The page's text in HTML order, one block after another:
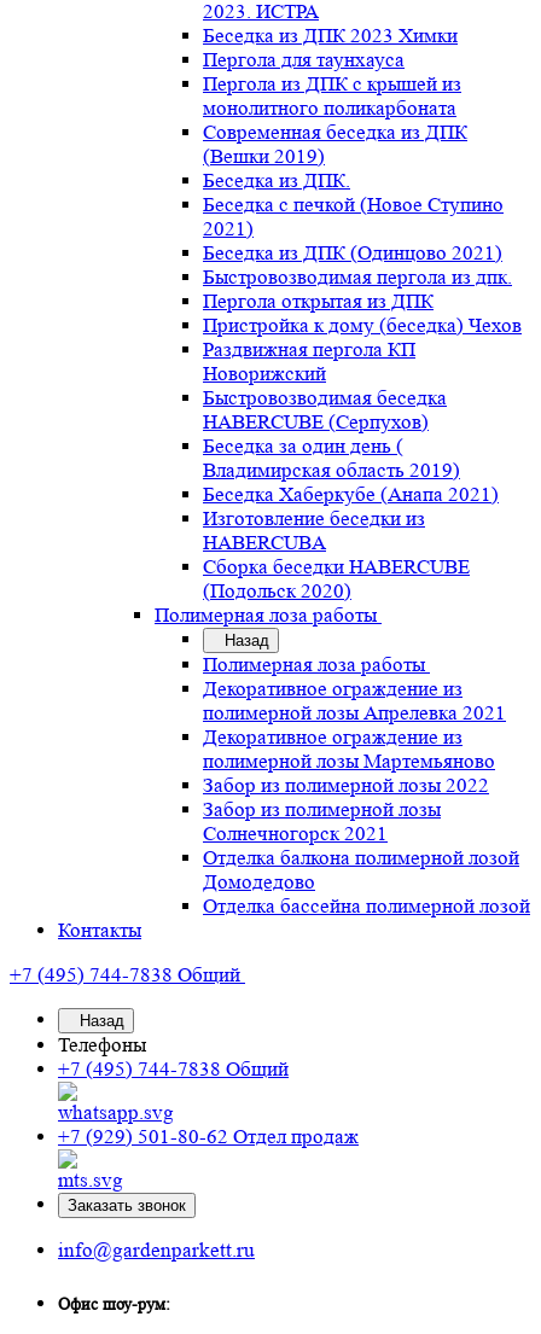
2023. ИСТРА
Беседка из ДПК 2023 Химки
Пергола для таунхауса
Пергола из ДПК с крышей из
монолитного поликарбоната
Современная беседка из ДПК
(Вешки 2019)
Беседка из ДПК.
Беседка с печкой (Новое Ступино
2021)
Беседка из ДПК (Одинцово 2021)
Быстровозводимая пергола из дпк.
Пергола открытая из ДПК
Пристройка к дому (беседка) Чехов
Раздвижная пергола КП
Новорижский
Быстровозводимая беседка
HABERCUBE (Серпухов)
Беседка за один день (
Владимирская область 2019)
Беседка Хаберкубе (Анапа 2021)
Изготовление беседки из
HABERCUBA
Сборка беседки HABERCUBE
(Подольск 2020)
Полимерная лоза работы
Назад
Полимерная лоза работы
Декоративное ограждение из
полимерной лозы Апрелевка 2021
Декоративное ограждение из
полимерной лозы Мартемьяново
Забор из полимерной лозы 2022
Забор из полимерной лозы
Солнечногорск 2021
Отделка балкона полимерной лозой
Домодедово
Отделка бассейна полимерной лозой
Контакты
+7 (495) 744-7838 Общий
Назад
Телефоны
+7 (495) 744-7838 Общий
+7 (929) 501-80-62 Отдел продаж
Заказать звонок
info@gardenparkett.ru
Офис шоу-рум: